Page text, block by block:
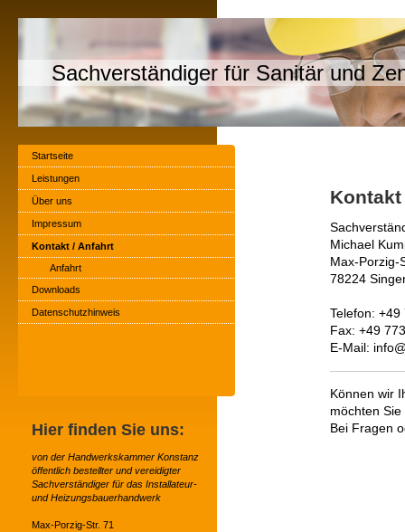
Sachverständiger für Sanitär und
Kontakt
Michael
Max-Porzig-
78224
Telefon:
Fax: +49
E-Mail:
Können wir
möchten
Bei Fragen
Startseite
Leistungen
Über uns
Impressum
Kontakt / Anfahrt
Anfahrt
Downloads
Datenschutzhinweis
Hier finden Sie uns:
von der Handwerkskammer Konstanz
öffentlich bestellter und vereidigter
Sachverständiger für das Installateur-
und Heizungsbauerhandwerk
Max-Porzig-Str. 71